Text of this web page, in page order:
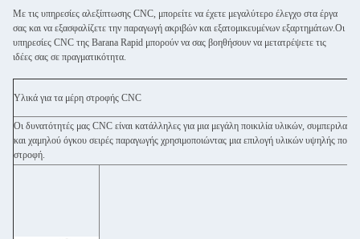
Με τις υπηρεσίες αλεξίπτωσης CNC, μπορείτε να έχετε μεγαλύτερο έλεγχο στα έργα
σας και να εξασφαλίζετε την παραγωγή ακριβών και εξατομικευμένων εξαρτημάτων.Οι
υπηρεσίες CNC της Barana Rapid μπορούν να σας βοηθήσουν να μετατρέψετε τις
ιδέες σας σε πραγματικότητα.
Υλικά για τα μέρη στροφής CNC
Οι δυνατότητές μας CNC είναι κατάλληλες για μια μεγάλη ποικιλία υλικών,
και χαμηλού όγκου σειρές παραγωγής χρησιμοποιώντας μια επιλογή υλικών υψηλής
στροφή.